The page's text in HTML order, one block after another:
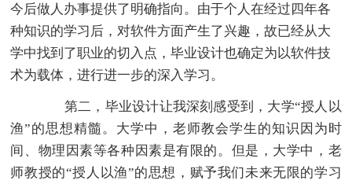
今后做人办事提供了明确指向。由于个人在经过四年各
种知识的学习后，对软件方面产生了兴趣，故已经从大
学中找到了职业的切入点，毕业设计也确定为以软件技
术为载体，进行进一步的深入学习。
第二，毕业设计让我深刻感受到，大学“授人以
渔”的思想精髓。大学中，老师教会学生的知识因为时
间、物理因素等各种因素是有限的。但是，大学中，老
师教授的“授人以渔”的思想，赋予我们未来无限的学习